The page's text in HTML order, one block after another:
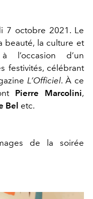
7 octobre 2021. Le
beauté, la culture et
l’occasion d’un
festivités, célébrant
L’Officiel. À ce
Pierre Marcolini,
Bel etc.
de la soirée